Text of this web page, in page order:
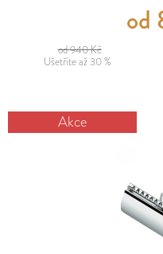
PŘIHLÁŠENÍ
od
od 940 Kč
Ušetříte až 30 %
Akce
J